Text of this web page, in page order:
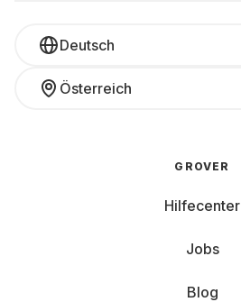
Deutsch
Österreich
GROVER
Hilfecenter
Jobs
Blog